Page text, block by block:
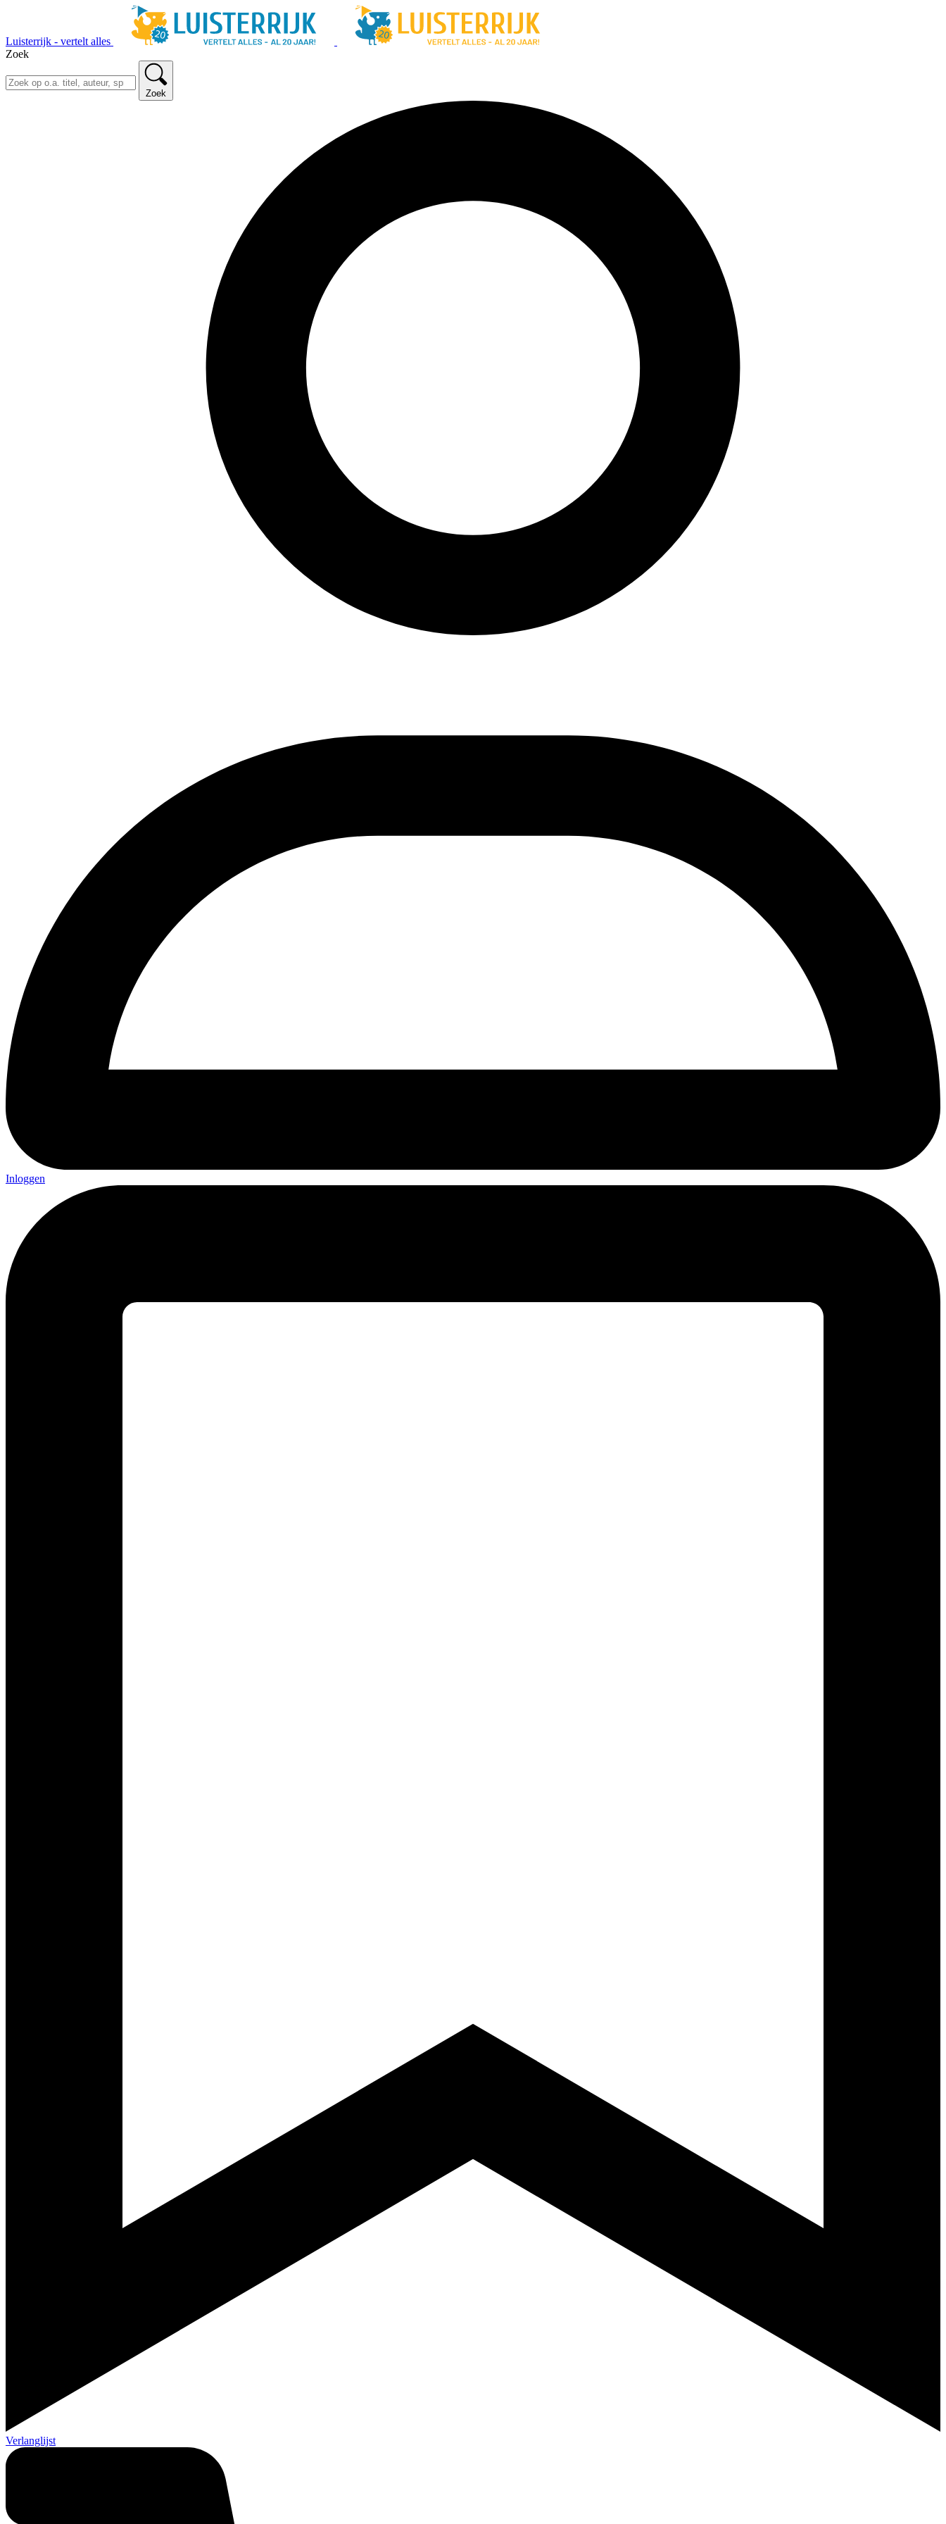
Luisterrijk - vertelt alles
Zoek
Zoek
Inloggen
Verlanglijst